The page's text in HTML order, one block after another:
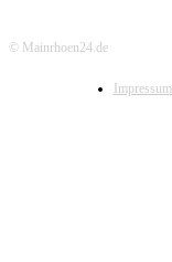
© Mainrhoen24.de
Impressum